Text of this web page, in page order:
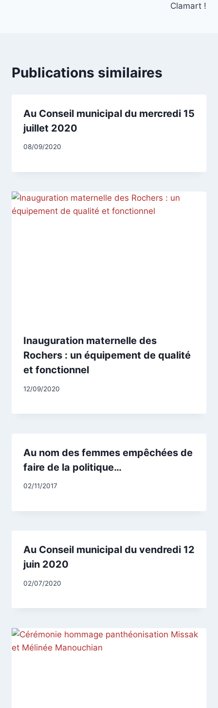
Clamart !
Publications similaires
Au Conseil municipal du mercredi 15
juillet 2020
Par
08/09/2020
Inauguration maternelle des
Rochers : un équipement de qualité
et fonctionnel
Par
12/09/2020
Au nom des femmes empêchées de
faire de la politique…
Par
02/11/2017
Au Conseil municipal du vendredi 12
juin 2020
Par
02/07/2020